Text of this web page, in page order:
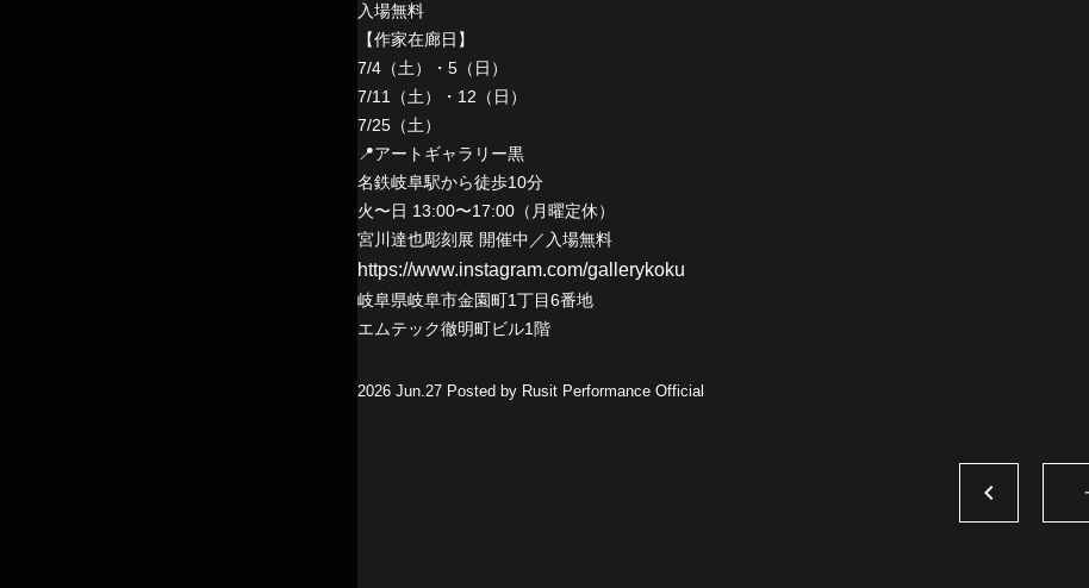
入場無料
【作家在廊日】
7/4（土）・5（日）
7/11（土）・12（日）
7/25（土）
📍アートギャラリー黒
名鉄岐阜駅から徒歩10分
火〜日 13:00〜17:00（月曜定休）
宮川達也彫刻展 開催中／入場無料
https://www.instagram.com/gallerykoku
岐阜県岐阜市金園町1丁目6番地
エムテック徹明町ビル1階
2026 Jun.27 Posted by Rusit Performance Official